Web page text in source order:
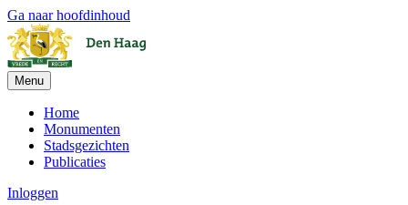
Ga naar hoofdinhoud
Menu
Home
Monumenten
Stadsgezichten
Publicaties
Inloggen